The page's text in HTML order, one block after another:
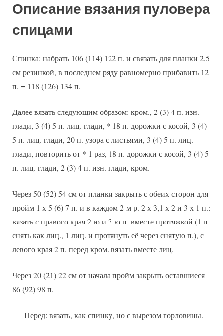
Описание вязания пуловера
спицами
Спинка: набрать 106 (114) 122 п. и связать для планки 2,5
см резинкой, в последнем ряду равномерно прибавить 12
п. = 118 (126) 134 п.
Далее вязать следующим образом: кром., 2 (3) 4 п. изн.
глади, 3 (4) 5 п. лиц. глади, * 18 п. дорожки с косой, 3 (4)
5 п. лиц. глади, 20 п. узора с листьями, 3 (4) 5 п. лиц.
глади, повторить от * 1 раз, 18 п. дорожки с косой, 3 (4) 5
п. лиц. глади, 2 (3) 4 п. изн. глади, кром.
Через 50 (52) 54 см от планки закрыть с обеих сторон для
пройм 1 х 5 (6) 7 п. и в каждом 2-м р. 2 х 3,1 х 2 и 3 х 1 п.:
вязать с правого края 2-ю и 3-ю п. вместе протяжкой (1 п.
снять как лиц., 1 лиц. и протянуть её через снятую п.), с
левого края 2 п. перед кром. вязать вместе лиц.
Через 20 (21) 22 см от начала пройм закрыть оставшиеся
86 (92) 98 п.
Перед: вязать, как спинку, но с вырезом горловины.